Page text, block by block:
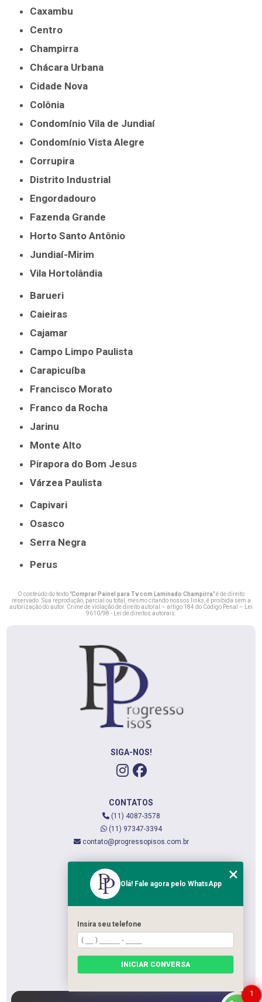
Caxambu
Centro
Champirra
Chácara Urbana
Cidade Nova
Colônia
Condomínio Vila de Jundiaí
Condomínio Vista Alegre
Corrupira
Distrito Industrial
Engordadouro
Fazenda Grande
Horto Santo Antônio
Jundiaí-Mirim
Vila Hortolândia
Barueri
Caieiras
Cajamar
Campo Limpo Paulista
Carapicuíba
Francisco Morato
Franco da Rocha
Jarinu
Monte Alto
Pirapora do Bom Jesus
Várzea Paulista
Capivari
Osasco
Serra Negra
Perus
O conteúdo do texto "Comprar Painel para Tv com Laminado Champirra" é de direito
reservado. Sua reprodução, parcial ou total, mesmo citando nossos links, é proibida sem a
autorização do autor. Crime de violação de direito autoral – artigo 184 do Código Penal –
Lei
9610/98 - Lei de direitos autorais
SIGA-NOS!
CONTATOS
(11) 4087-3578
(11) 97347-3394
contato@progressopisos.com.br
QUEM SOMOS
SERVIÇOS
CATEGORIAS
1
Olá! Fale agora pelo WhatsApp
Insira seu telefone
INICIAR CONVERSA